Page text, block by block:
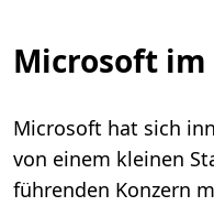
Microsoft im
Microsoft hat sich
von einem kleinen
führenden Konzern